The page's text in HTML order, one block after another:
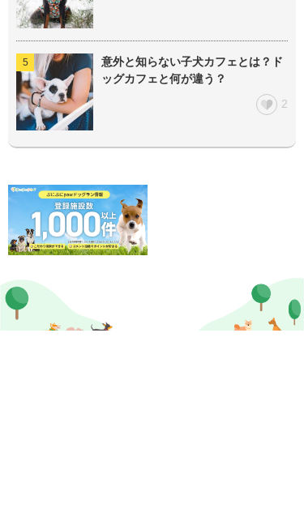
意外と知らない子犬カフェとは？ド
ッグカフェと何が違う？
2